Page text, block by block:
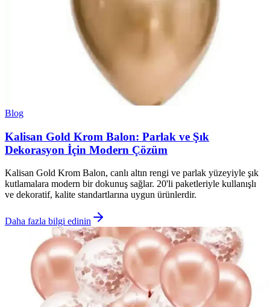
Blog
Kalisan Gold Krom Balon: Parlak ve Şık
Dekorasyon İçin Modern Çözüm
Kalisan Gold Krom Balon, canlı altın rengi ve parlak yüzeyiyle şık
kutlamalara modern bir dokunuş sağlar. 20'li paketleriyle kullanışlı
ve dekoratif, kalite standartlarına uygun ürünlerdir.
Daha fazla bilgi edinin